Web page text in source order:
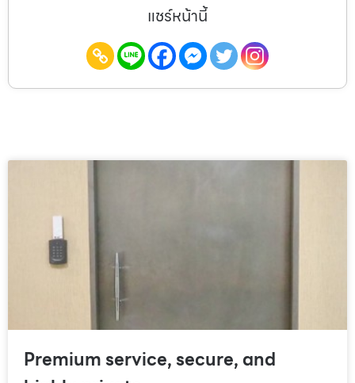
แชร์หน้านี้
Premium service, secure, and